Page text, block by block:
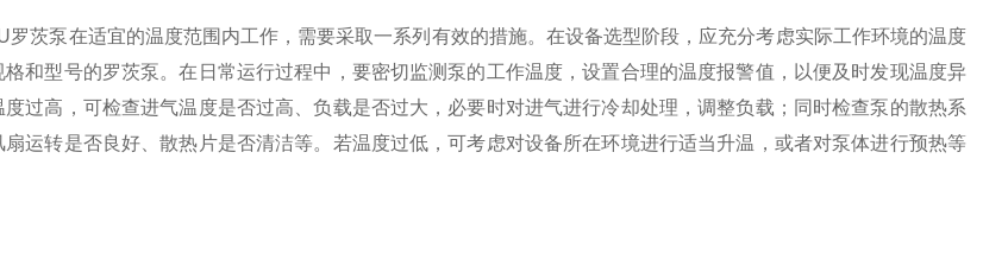
泵在适宜的温度范围内工作，需要采取一系列有效的措施。在设备选型阶段，应充分考虑实际工作环境的温度
和型号的罗茨泵。在日常运行过程中，要密切监测泵的工作温度，设置合理的温度报警值，以便及时发现温度异
过高，可检查进气温度是否过高、负载是否过大，必要时对进气进行冷却处理，调整负载；同时检查泵的散热系
运转是否良好、散热片是否清洁等。若温度过低，可考虑对设备所在环境进行适当升温，或者对泵体进行预热等